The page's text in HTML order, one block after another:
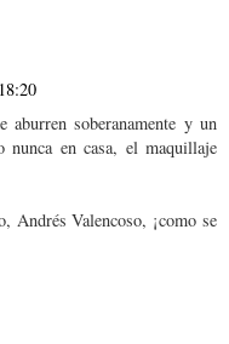
soberanamente y un
nunca en casa, el maquillaje
Andrés Valencoso, ¡como se